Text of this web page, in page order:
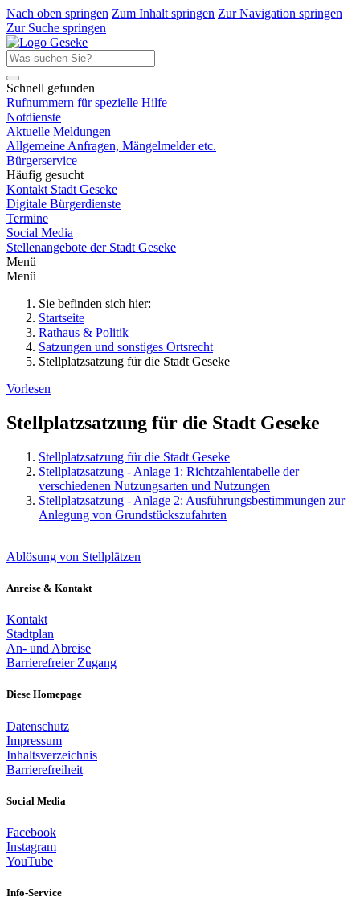
Nach oben springen Zum Inhalt springen Zur Navigation springen
Zur Suche springen
Schnell gefunden
Rufnummern für spezielle Hilfe
Notdienste
Aktuelle Meldungen
Allgemeine Anfragen, Mängelmelder etc.
Bürgerservice
Häufig gesucht
Kontakt Stadt Geseke
Digitale Bürgerdienste
Termine
Social Media
Stellenangebote der Stadt Geseke
Menü
Menü
Sie befinden sich hier:
Startseite
Rathaus & Politik
Satzungen und sonstiges Ortsrecht
Stellplatzsatzung für die Stadt Geseke
Vorlesen
Stellplatzsatzung für die Stadt Geseke
Stellplatzsatzung für die Stadt Geseke
Stellplatzsatzung - Anlage 1: Richtzahlentabelle der
verschiedenen Nutzungsarten und Nutzungen
Stellplatzsatzung - Anlage 2: Ausführungsbestimmungen zur
Anlegung von Grundstückszufahrten
Ablösung von Stellplätzen
Anreise & Kontakt
Kontakt
Stadtplan
An- und Abreise
Barrierefreier Zugang
Diese Homepage
Datenschutz
Impressum
Inhaltsverzeichnis
Barrierefreiheit
Social Media
Facebook
Instagram
YouTube
Info-Service